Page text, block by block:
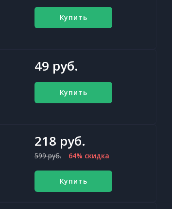
Купить
49 руб.
Купить
218 руб.
599 руб. 64% скидка
Купить